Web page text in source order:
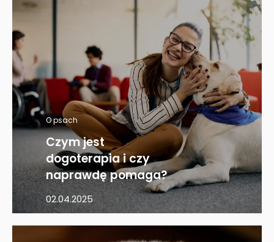
O psach
Czym jest
dogoterapia i czy
naprawdę pomaga?
02.04.2025